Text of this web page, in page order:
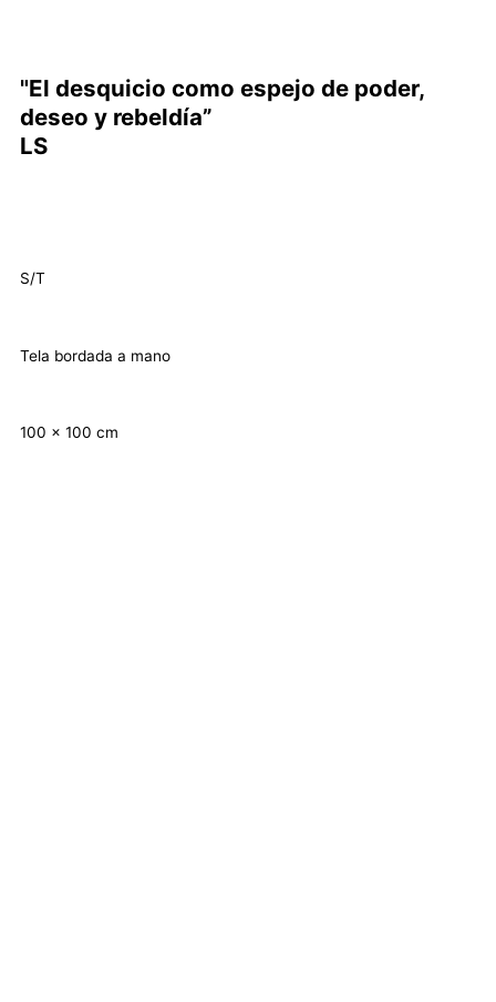
"El desquicio como espejo de poder,
deseo y rebeldía”
LS
S/T
Tela bordada a mano
100 x 100 cm